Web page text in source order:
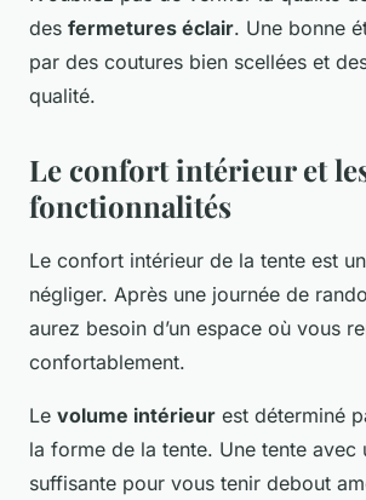
des fermetures éclair. Une bonne
par des coutures bien scellées et
qualité.
Le confort intérieur et
fonctionnalités
Le confort intérieur de la tente est
négliger. Après une journée de
aurez besoin d’un espace où vous
confortablement.
Le volume intérieur est déterminé
la forme de la tente. Une tente avec
suffisante pour vous tenir debout